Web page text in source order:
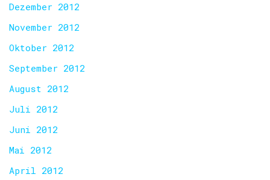
Dezember 2012
November 2012
Oktober 2012
September 2012
August 2012
Juli 2012
Juni 2012
Mai 2012
April 2012